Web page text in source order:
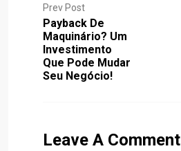
Prev Post
Payback De
Maquinário? Um
Investimento
Que Pode Mudar
Seu Negócio!
Leave A Comment